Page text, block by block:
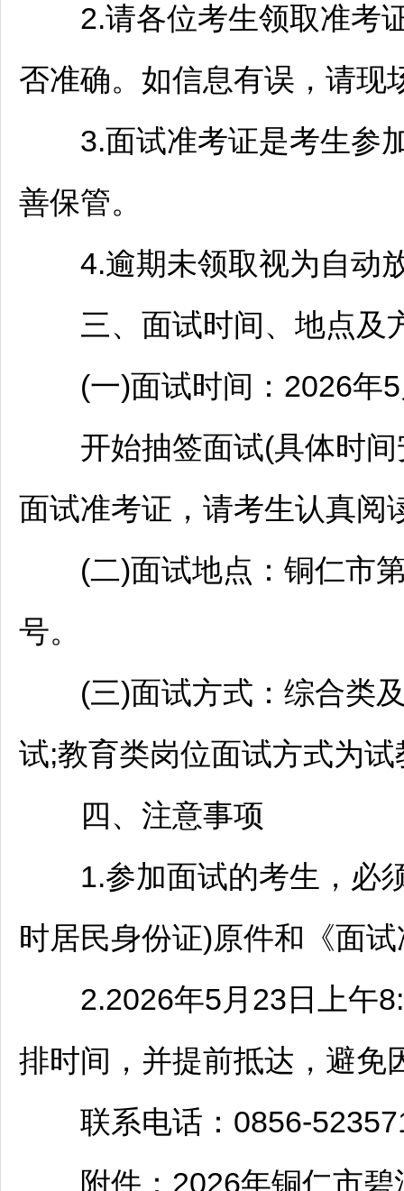
2.请各位考生领取准考证
否准确。如信息有误，请现
3.面试准考证是考生参加
善保管。
4.逾期未领取视为自动
三、面试时间、地点及
(一)面试时间：2026年5
开始抽签面试(具体时间
面试准考证，请考生认真阅
(二)面试地点： 铜仁市
号。
(三)面试方式：综合类及
试;教育类岗位面试方式为试
四、注意事项
1.参加面试的考生，必须
时居民身份证)原件和《面
2.2026年5月23日上午
排时间，并提前抵达，避免
联系电话：0856-
附件：2026年铜仁市碧